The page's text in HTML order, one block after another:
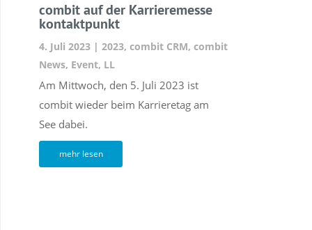
combit auf der Karrieremesse
kontaktpunkt
4. Juli 2023 | 2023, combit CRM, combit
News, Event, LL
Am Mittwoch, den 5. Juli 2023 ist
combit wieder beim Karrieretag am
See dabei.
mehr lesen